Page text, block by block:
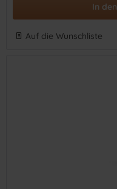
In den
Auf die Wunschliste